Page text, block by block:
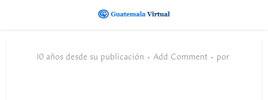
10 años desde su publicación Add Comment por